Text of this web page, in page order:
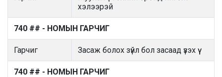
хэлээрэй
740 ## - НОМЫН ГАРЧИГ
Гарчиг Засаж болох зүйл бол засаад үзэх үү
740 ## - НОМЫН ГАРЧИГ